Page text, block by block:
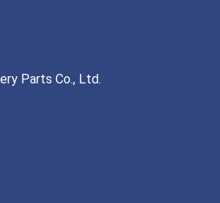
Parts Co., Ltd.